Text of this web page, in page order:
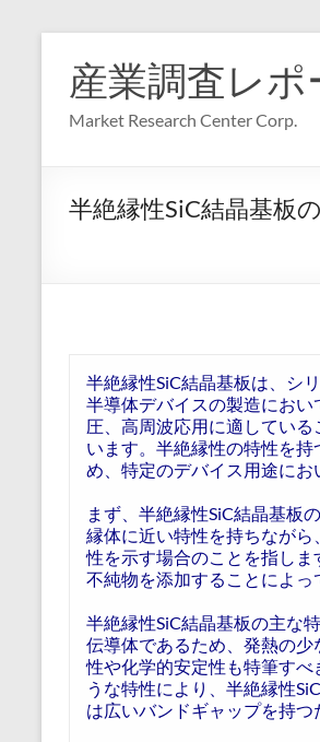
産業調査レポ
Market Research Center Corp.
半絶縁性SiC結晶基板
半絶縁性SiC結晶基板は、シ
半導体デバイスの製造にお
圧、高周波応用に適してい
います。半絶縁性の特性を
め、特定のデバイス用途にお
まず、半絶縁性SiC結晶基板
縁体に近い特性を持ちなが
性を示す場合のことを指し
不純物を添加することによっ
半絶縁性SiC結晶基板の主な
伝導体であるため、発熱の
性や化学的安定性も特筆す
うな特性により、半絶縁性
は広いバンドギャップを持つ